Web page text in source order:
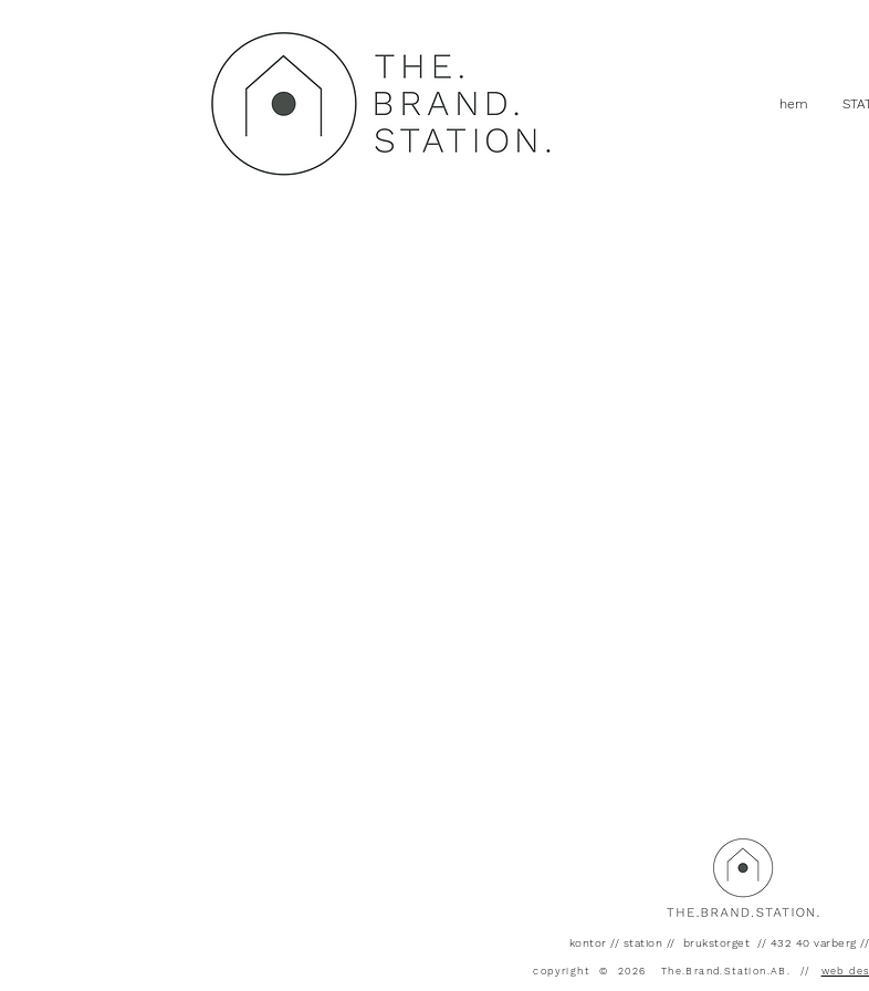
hem
kontor // station // brukstorget // 432 40 varberg //
copyright © 2026 The.Brand.Station.AB. // web